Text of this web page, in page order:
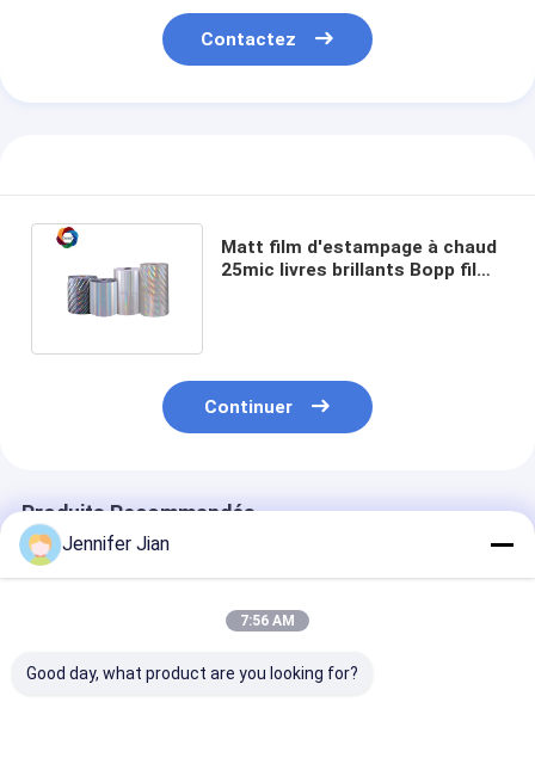
Contactez
Matt film d'estampage à chaud
25mic livres brillants Bopp film
Continuer
Produits Recommandés
Jennifer Jian
7:56 AM
Good day, what product are you looking for?